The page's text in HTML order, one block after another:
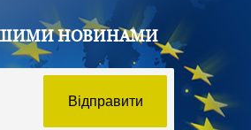
НОВИНАМИ